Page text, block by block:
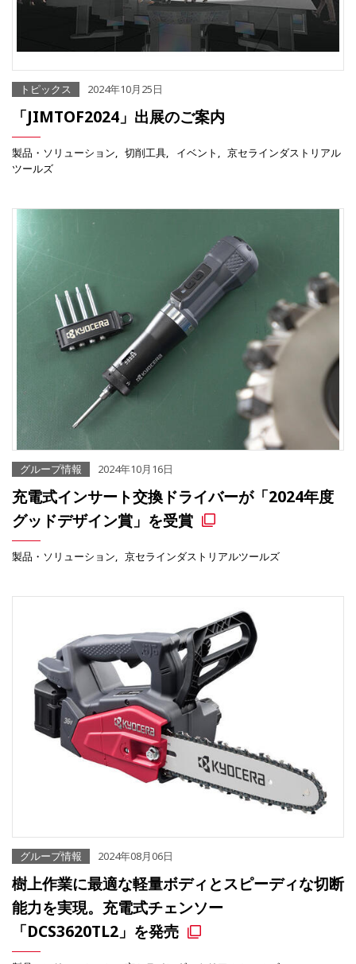
トピックス 2024年10月25日
「JIMTOF2024」出展のご案内
製品・ソリューション 切削工具 イベント
京セラインダストリアル
ツールズ
グループ情報 2024年10月16日
充電式インサート交換ドライバーが「2024年度
グッドデザイン賞」を受賞
製品・ソリューション 京セラインダストリアルツールズ
グループ情報 2024年08月06日
樹上作業に最適な軽量ボディとスピーディな切断
能力を実現。充電式チェンソー
「DCS3620TL2」を発売